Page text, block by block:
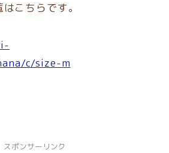
こちらです。
c/size-m
スポンサーリンク